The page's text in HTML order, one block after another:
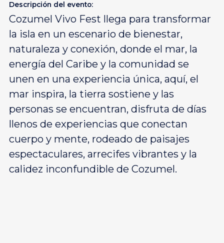
Descripción del evento:
Cozumel Vivo Fest llega para transformar
la isla en un escenario de bienestar,
naturaleza y conexión, donde el mar, la
energía del Caribe y la comunidad se
unen en una experiencia única, aquí, el
mar inspira, la tierra sostiene y las
personas se encuentran, disfruta de días
llenos de experiencias que conectan
cuerpo y mente, rodeado de paisajes
espectaculares, arrecifes vibrantes y la
calidez inconfundible de Cozumel.